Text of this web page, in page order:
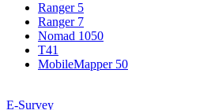
Ranger 5
Ranger 7
Nomad 1050
T41
MobileMapper 50
E-Survey